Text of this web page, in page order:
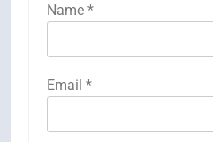
Name *
Email *